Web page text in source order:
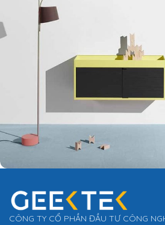
CÔNG TY CỔ PHẦN ĐẦU TƯ CÔNG